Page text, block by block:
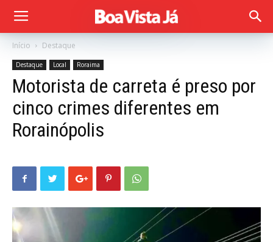
Início Destaque
Destaque Local Roraima
Motorista de carreta é preso por
cinco crimes diferentes em
Rorainópolis